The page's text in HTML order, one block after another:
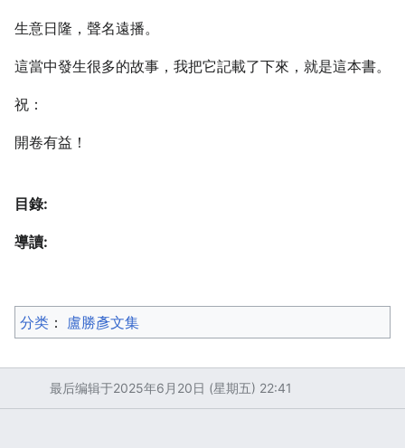
生意日隆，聲名遠播。
這當中發生很多的故事，我把它記載了下來，就是這本書。
祝：
開卷有益！
目錄:
導讀:
分类 ：​ 盧勝彥文集
最后编辑于2025年6月20日 (星期五) 22:41